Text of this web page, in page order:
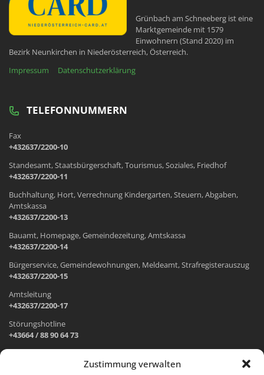
Zustimmung verwalten
Grünbach am Schneeberg ist eine
Marktgemeinde mit 1579
Einwohnern (Stand 2020) im
Bezirk Neunkirchen in Niederösterreich, Österreich.
Impressum
Datenschutzerklärung
TELEFONNUMMERN
Fax
+432637/2200-10
Standesamt, Staatsbürgerschaft, Tourismus, Soziales, Friedhof
+432637/2200-11
Buchhaltung, Hort, Verrechnung Kindergarten, Steuern, Abgaben,
Amtskassa
+432637/2200-13
Bauamt, Homepage, Gemeindezeitung, Amtskassa
+432637/2200-14
Bürgerservice, Gemeindewohnungen, Meldeamt, Strafregisterauszug
+432637/2200-15
Amtsleitung
+432637/2200-17
Störungshotline
+43664 / 88 90 64 73